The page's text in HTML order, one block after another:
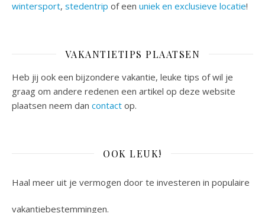
wintersport, stedentrip of een uniek en exclusieve locatie!
VAKANTIETIPS PLAATSEN
Heb jij ook een bijzondere vakantie, leuke tips of wil je
graag om andere redenen een artikel op deze website
plaatsen neem dan contact op.
OOK LEUK!
Haal meer uit je vermogen door te investeren in populaire
vakantiebestemmingen.